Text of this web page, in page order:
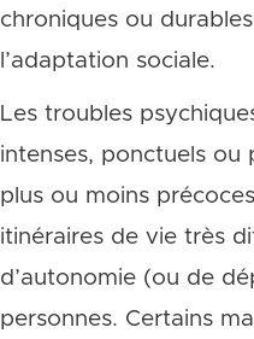
chroniques ou
l’adaptation sociale.
Les troubles
intenses, ponctuels ou
plus ou moins
itinéraires de vie très
d’autonomie (ou de
personnes. Certains